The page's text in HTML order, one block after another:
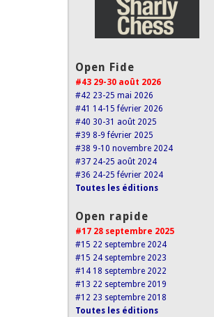
Open Fide
#43 29-30 août 2026
#42 23-25 mai 2026
#41 14-15 février 2026
#40 30-31 août 2025
#39 8-9 février 2025
#38 9-10 novembre 2024
#37 24-25 août 2024
#36 24-25 février 2024
Toutes les éditions
Open rapide
#17 28 septembre 2025
#15 22 septembre 2024
#15 24 septembre 2023
#14 18 septembre 2022
#13 22 septembre 2019
#12 23 septembre 2018
Toutes les éditions